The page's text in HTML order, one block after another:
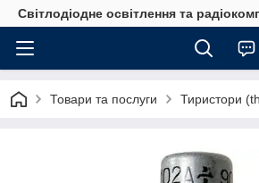
Світлодіодне освітлення та
Товари та послуги Тиристори